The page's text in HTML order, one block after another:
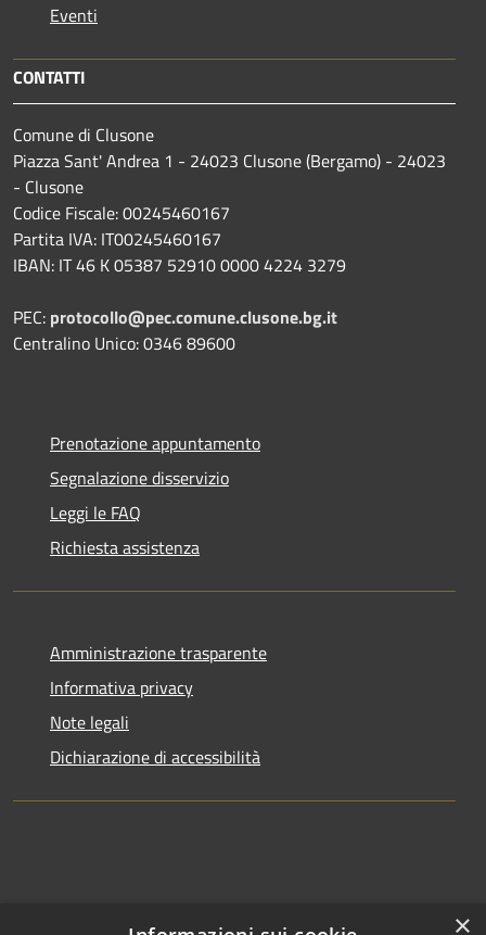
Eventi
CONTATTI
Comune di Clusone
Piazza Sant' Andrea 1 - 24023 Clusone (Bergamo) - 24023
- Clusone
Codice Fiscale: 00245460167
Partita IVA: IT00245460167
IBAN: IT 46 K 05387 52910 0000 4224 3279
PEC: protocollo@pec.comune.clusone.bg.it
Centralino Unico: 0346 89600
Prenotazione appuntamento
Segnalazione disservizio
Leggi le FAQ
Richiesta assistenza
Amministrazione trasparente
Informativa privacy
Note legali
Dichiarazione di accessibilità
×